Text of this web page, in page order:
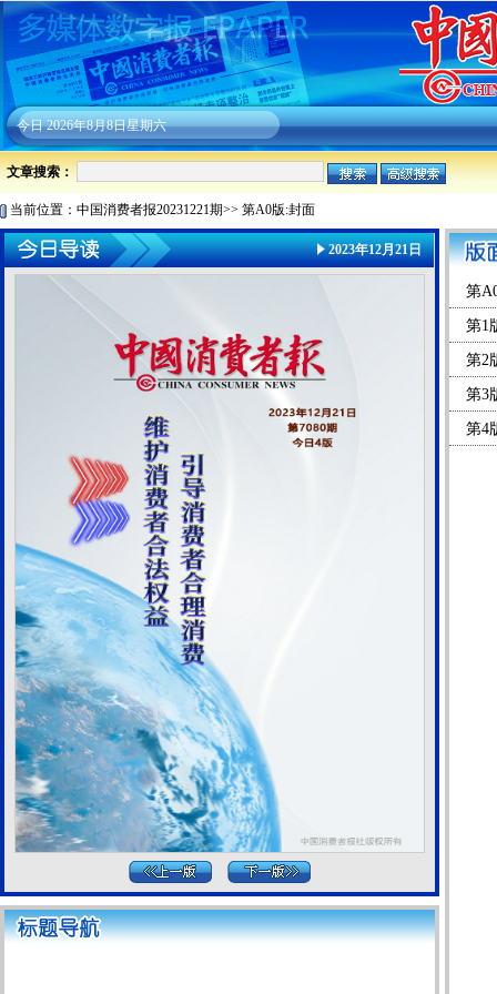
今日2026年8月8日星期六
文章搜索：
当前位置： 中国消费者报20231221期>> 第A0版:封面
2023年12月21日
第
第1
第2
第3
第4